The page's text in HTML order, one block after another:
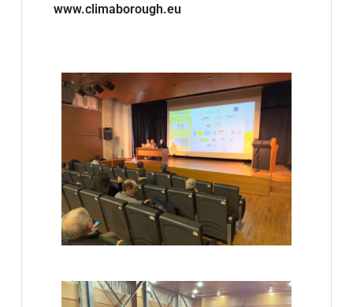
www.climaborough.eu